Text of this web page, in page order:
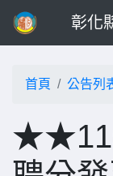
彰化
首頁 公告列